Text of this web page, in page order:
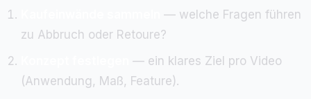
— welche Fragen führen
zu Abbruch oder Retoure?
— ein klares Ziel pro Video
(Anwendung, Maß, Feature).